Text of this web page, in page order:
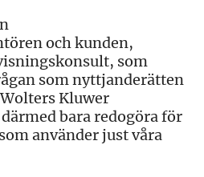
och kunden,
som
som nyttjanderätten
Kluwer
bara redogöra för
använder just våra